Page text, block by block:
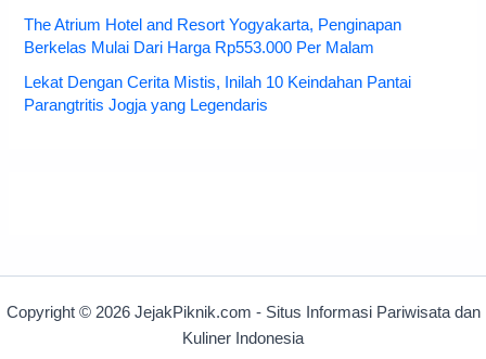
The Atrium Hotel and Resort Yogyakarta, Penginapan
Berkelas Mulai Dari Harga Rp553.000 Per Malam
Lekat Dengan Cerita Mistis, Inilah 10 Keindahan Pantai
Parangtritis Jogja yang Legendaris
Copyright © 2026 JejakPiknik.com - Situs Informasi Pariwisata dan
Kuliner Indonesia